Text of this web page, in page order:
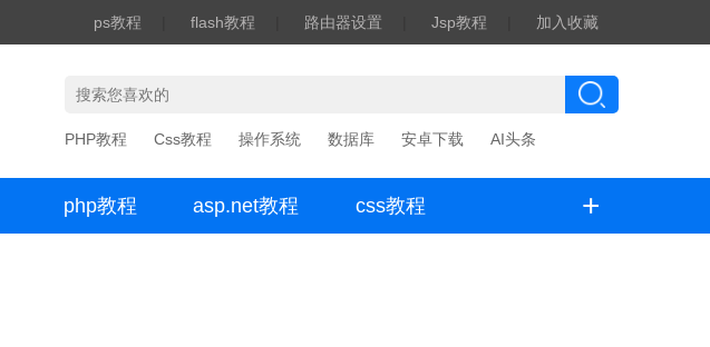
ps教程 flash教程 路由器设置 Jsp教程 加入收藏
PHP教程 Css教程 操作系统 数据库 安卓下载 AI头条
php教程 asp.net教程 css教程 +